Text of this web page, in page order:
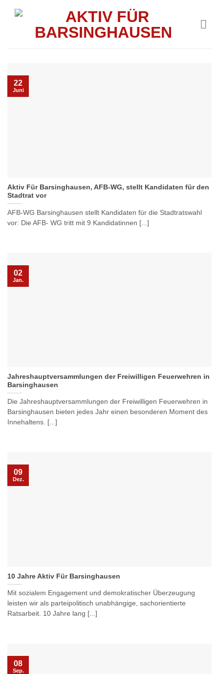
Aktiv Für Barsinghausen, AFB-WG, stellt Kandidaten für den
Stadtrat vor
AFB‑WG Barsinghausen stellt Kandidaten für die Stadtratswahl
vor: Die AFB- WG tritt mit 9 Kandidatinnen [...]
22
Juni
Jahreshauptversammlungen der Freiwilligen Feuerwehren in
Barsinghausen
Die Jahreshauptversammlungen der Freiwilligen Feuerwehren in
Barsinghausen bieten jedes Jahr einen besonderen Moment des
Innehaltens. [...]
02
Jan.
10 Jahre Aktiv Für Barsinghausen
Mit sozialem Engagement und demokratischer Überzeugung
leisten wir als parteipolitisch unabhängige, sachorientierte
Ratsarbeit. 10 Jahre lang [...]
09
Dez.
08
Sep.